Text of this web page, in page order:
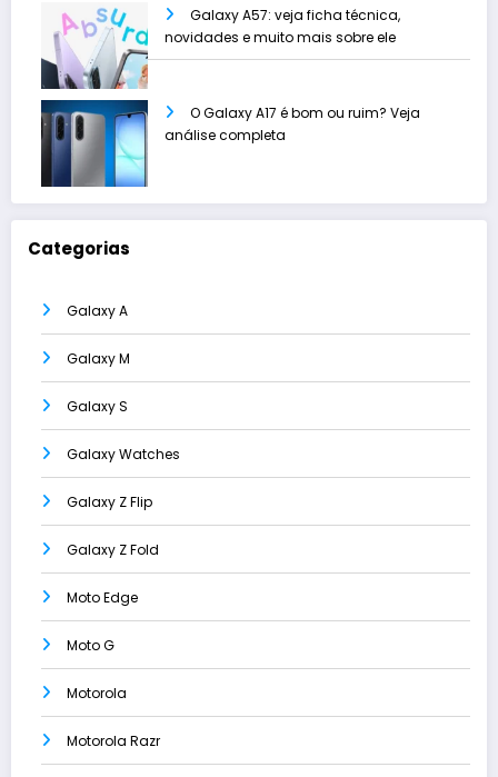
Galaxy A57: veja ficha técnica,
novidades e muito mais sobre ele
O Galaxy A17 é bom ou ruim? Veja
análise completa
Categorias
Galaxy A
Galaxy M
Galaxy S
Galaxy Watches
Galaxy Z Flip
Galaxy Z Fold
Moto Edge
Moto G
Motorola
Motorola Razr